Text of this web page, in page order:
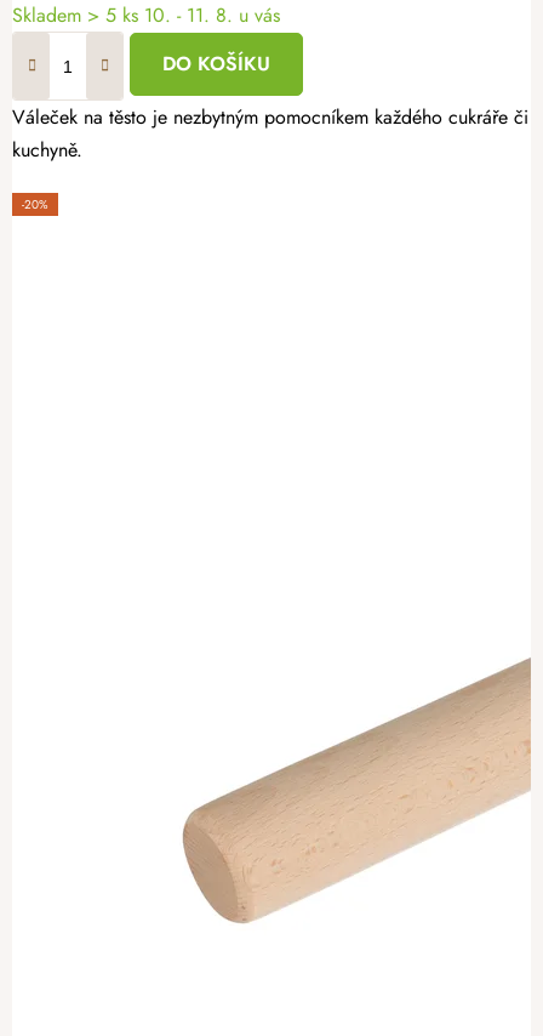
Skladem > 5 ks 10. - 11. 8. u vás
DO KOŠÍKU
Váleček na těsto je nezbytným pomocníkem každého cukráře
kuchyně.
-20%